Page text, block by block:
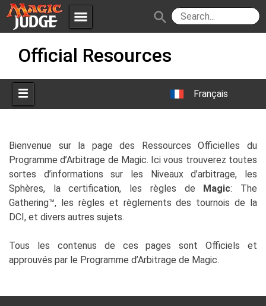
menu
Apps
Forum
Judges
Policies IPG
JAR
search
Official Resources
Français
Bienvenue sur la page des Ressources Officielles du
Programme d’Arbitrage de Magic. Ici vous trouverez toutes
sortes d’informations sur les Niveaux d’arbitrage, les
Sphères, la certification, les règles de Magic: The
Gathering™, les règles et règlements des tournois de la
DCI, et divers autres sujets.
Tous les contenus de ces pages sont Officiels et
approuvés par le Programme d’Arbitrage de Magic.